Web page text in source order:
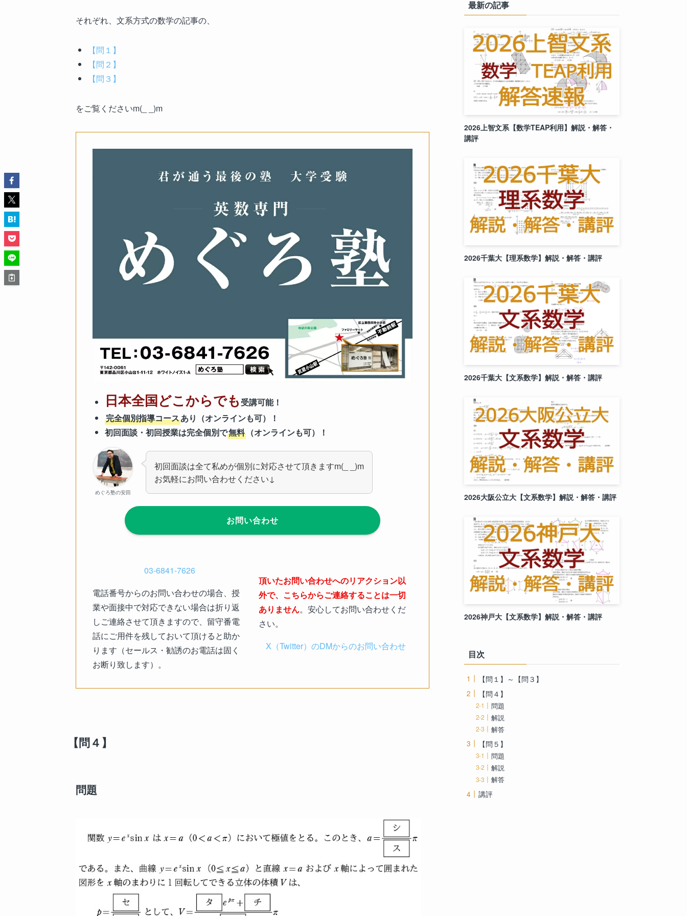
それぞれ、文系方式の数学の記事の、
【問１】
【問２】
【問３】
をご覧くださいm(_ _)m
日本全国どこからでも 受講可能！
完全個別指導コースあり（オンラインも可）！
初回面談・初回授業は完全個別で無料 （オンラインも可）！
めぐろ塾の安田
初回面談は全て私めが個別に対応させて頂きますm(_ _)m
お気軽にお問い合わせください↓
お問い合わせ
03-6841-7626
電話番号からのお問い合わせの場合、授
業や面接中で対応できない場合は折り返
しご連絡させて頂きますので、留守番電
話にご用件を残しておいて頂けると助か
ります（セールス・勧誘のお電話は固く
お断り致します）。
頂いたお問い合わせへのリアクション以
外で、こちらからご連絡することは一切
ありません。安心してお問い合わせくだ
さい。
X（Twitter）のDMからのお問い合わせ
【問４】
問題
最新の記事
2026上智文系【数学TEAP利用】解説・解答・
講評
2026千葉大【理系数学】解説・解答・講評
2026千葉大【文系数学】解説・解答・講評
2026大阪公立大【文系数学】解説・解答・講評
2026神戸大【文系数学】解説・解答・講評
目次
【問１】～【問３】
【問４】
問題
解説
解答
【問５】
問題
解説
解答
講評